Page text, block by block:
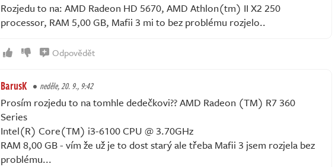
Rozjedu to na: AMD Radeon HD 5670, AMD Athlon(tm) II X2 250
processor, RAM 5,00 GB, Mafii 3 mi to bez problému rozjelo..
Odpovědět
BarusK neděle, 20. 9., 9:42
Prosím rozjedu to na tomhle dedečkovi?? AMD Radeon (TM) R7 360
Series
Intel(R) Core(TM) i3-6100 CPU @ 3.70GHz
RAM 8,00 GB - vím že už je to dost starý ale třeba Mafii 3 jsem rozjela bez
problému...